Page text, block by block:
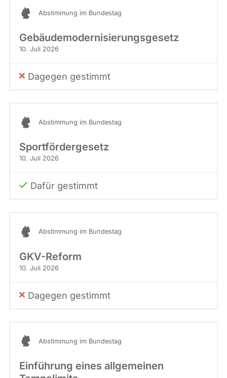
Abstimmung im Bundestag
Gebäudemodernisierungsgesetz
10. Juli 2026
Dagegen gestimmt
Abstimmung im Bundestag
Sportfördergesetz
10. Juli 2026
Dafür gestimmt
Abstimmung im Bundestag
GKV-Reform
10. Juli 2026
Dagegen gestimmt
Abstimmung im Bundestag
Einführung eines allgemeinen